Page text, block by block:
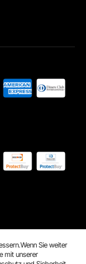
Sie weiter
mit unserer